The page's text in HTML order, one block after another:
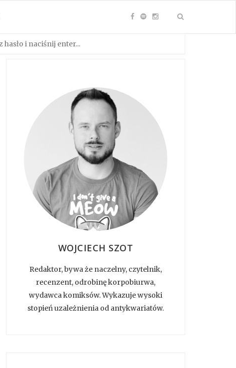
WOJCIECH SZOT
Redaktor, bywa że naczelny, czytelnik,
recenzent, odrobinę korpobiurwa,
wydawca komiksów. Wykazuje wysoki
stopień uzależnienia od antykwariatów.